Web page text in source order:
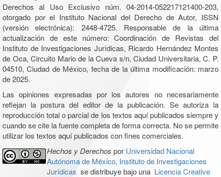
Derechos al Uso Exclusivo núm. 04-2014-052217121400-203,
otorgado por el Instituto Nacional del Derecho de Autor, ISSN
(versión electrónica): 2448-4725. Responsable de la última
actualización de este número: Coordinación de Revistas del
Instituto de Investigaciones Jurídicas, Ricardo Hernández Montes
de Oca, Circuito Mario de la Cueva s/n, Ciudad Universitaria, C. P.
04510, Ciudad de México, fecha de la última modificación: marzo
de 2025.
Las opiniones expresadas por los autores no necesariamente
reflejan la postura del editor de la publicación. Se autoriza la
reproducción total o parcial de los textos aquí publicados siempre y
cuando se cite la fuente completa de forma correcta. No se permite
utilizar los textos aquí publicados con fines comerciales.
Hechos y Derechos por Universidad Nacional
Autónoma de México, Instituto de Investigaciones
Jurídicas se distribuye bajo una Licencia Creative